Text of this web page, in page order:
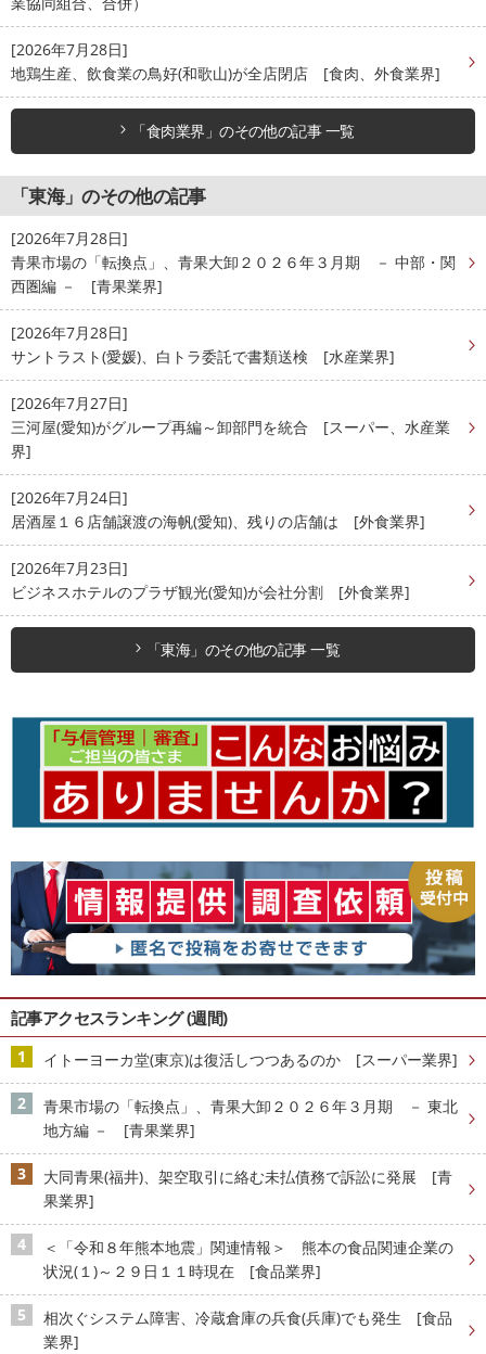
[2026年7月28日]
地鶏生産、飲食業の鳥好(和歌山)が全店閉店 [食肉、外食業界]
「食肉業界」のその他の記事 一覧
「東海」のその他の記事
[2026年7月28日]
青果市場の「転換点」、青果大卸２０２６年３月期 － 中部・関
西圏編 － [青果業界]
[2026年7月28日]
サントラスト(愛媛)、白トラ委託で書類送検 [水産業界]
[2026年7月27日]
三河屋(愛知)がグループ再編～卸部門を統合 [スーパー、水産業
界]
[2026年7月24日]
居酒屋１６店舗譲渡の海帆(愛知)、残りの店舗は [外食業界]
[2026年7月23日]
ビジネスホテルのプラザ観光(愛知)が会社分割 [外食業界]
「東海」のその他の記事 一覧
記事アクセスランキング (週間)
イトーヨーカ堂(東京)は復活しつつあるのか [スーパー業界]
青果市場の「転換点」、青果大卸２０２６年３月期 － 東北
地方編 － [青果業界]
大同青果(福井)、架空取引に絡む未払債務で訴訟に発展 [青
果業界]
＜「令和８年熊本地震」関連情報＞ 熊本の食品関連企業の
状況(１)～２９日１１時現在 [食品業界]
相次ぐシステム障害、冷蔵倉庫の兵食(兵庫)でも発生 [食品
業界]